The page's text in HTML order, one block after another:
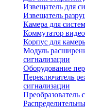
Извещатель для
Извещатель
Камера для
Коммутатор
Корпус для
Модуль
сигнализации
Оборудование
Переключатель
сигнализации
Преобразователь